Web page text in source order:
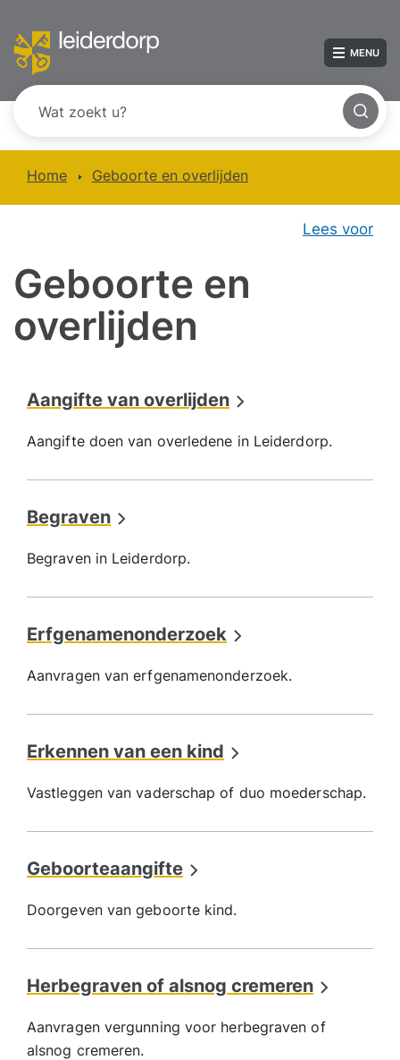
MENU
Home Geboorte en overlijden
Lees voor
Geboorte en
overlijden
Aangifte van overlijden
Aangifte doen van overledene in Leiderdorp.
Begraven
Begraven in Leiderdorp.
Erfgenamenonderzoek
Aanvragen van erfgenamenonderzoek.
Erkennen van een kind
Vastleggen van vaderschap of duo moederschap.
Geboorteaangifte
Doorgeven van geboorte kind.
Herbegraven of alsnog cremeren
Aanvragen vergunning voor herbegraven of
alsnog cremeren.